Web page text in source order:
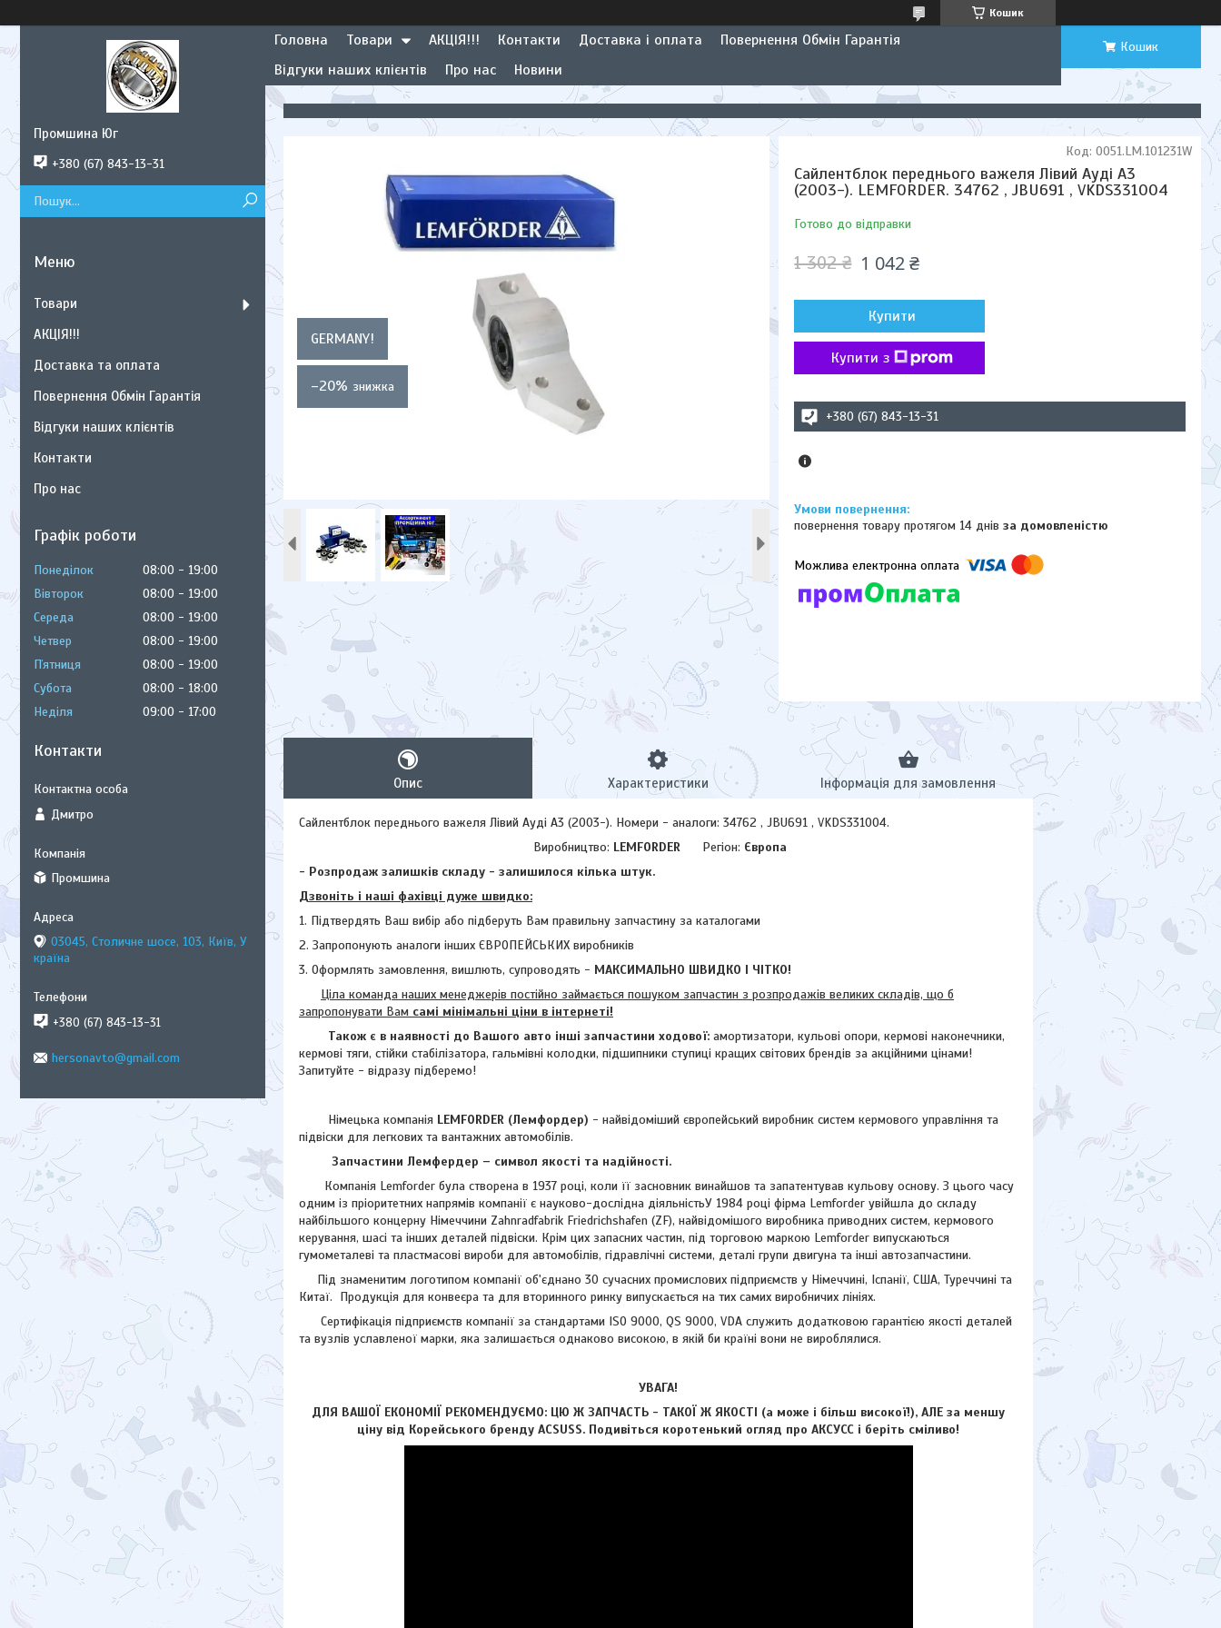
Кошик
Головна Товари АКЦІЯ!!! Контакти Доставка і оплата
Повернення Обмін Гарантія
Відгуки наших клієнтів
Про нас Новини
Кошик
GERMANY!
–20%
Сайлентблок переднього важеля Лівий Ауді А3
(2003-). LEMFORDER. 34762 , JBU691 , VKDS331004
Готово до відправки
Код: 0051.LM.101231W
1 302 ₴ 1 042 ₴
Купити
Купити з
+380 (67) 843-13-31
повернення товару протягом 14 днівза домовленістю
Опис Характеристики Інформація для замовлення
Сайлентблок переднього важеля Лівий Ауді А3 (2003-). Номери - аналоги: 34762 , JBU691 , VKDS331004.
Виробництво: LEMFORDER Регіон: Європа
- Розпродаж залишків складу - залишилося кілька штук.
Дзвоніть і наші фахівці дуже швидко:
1. Підтвердять Ваш вибір або підберуть Вам правильну запчастину за каталогами
2. Запропонують аналоги інших ЄВРОПЕЙСЬКИХ виробників
3. Оформлять замовлення, вишлють, супроводять - МАКСИМАЛЬНО ШВИДКО І ЧІТКО!
Ціла команда наших менеджерів постійно займається пошуком запчастин з розпродажів великих складів, що б
запропонувати Вам самі мінімальні ціни в інтернеті!
Також є в наявності до Вашого авто інші запчастини ходової: амортизатори, кульові опори, кермові наконечники,
кермові тяги, стійки стабілізатора, гальмівні колодки, підшипники ступиці кращих світових брендів за акційними цінами!
Запитуйте - відразу підберемо!
Німецька компанія LEMFORDER (Лемфордер) - найвідоміший європейський виробник систем кермового управління та
підвіски для легкових та вантажних автомобілів.
Запчастини Лемфердер – символ якості та надійності.
Компанія Lemforder була створена в 1937 році, коли її засновник винайшов та запатентував кульову основу. З цього часу
одним із пріоритетних напрямів компанії є науково-дослідна діяльністьУ 1984 році фірма Lemforder увійшла до складу
найбільшого концерну Німеччини Zahnradfabrik Friedrichshafen (ZF), найвідомішого виробника приводних систем, кермового
керування, шасі та інших деталей підвіски. Крім цих запасних частин, під торговою маркою Lemforder випускаються
гумометалеві та пластмасові вироби для автомобілів, гідравлічні системи, деталі групи двигуна та інші автозапчастини.
Під знаменитим логотипом компанії об'єднано 30 сучасних промислових підприємств у Німеччині, Іспанії, США, Туреччині та
Китаї. Продукція для конвеєра та для вторинного ринку випускається на тих самих виробничих лініях.
Сертифікація підприємств компанії за стандартами ISO 9000, QS 9000, VDA служить додатковою гарантією якості деталей
та вузлів уславленої марки, яка залишається однаково високою, в якій би країні вони не вироблялися.
УВАГА!
ДЛЯ ВАШОЇ ЕКОНОМІЇ РЕКОМЕНДУЄМО: ЦЮ Ж ЗАПЧАСТЬ - ТАКОЇ Ж ЯКОСТІ (а може і більш високої!), АЛЕ за меншу
ціну від Корейського бренду ACSUSS. Подивіться коротенький огляд про АКСУCC і беріть сміливо!
Промшина Юг
+380 (67) 843-13-31
Товари
АКЦІЯ!!!
Доставка та оплата
Повернення Обмін Гарантія
Відгуки наших клієнтів
Контакти
Про нас
Графік роботи
Понеділок 08:00
19:00
Вівторок
08:00
19:00
Середа
08:00
19:00
Четвер
08:00
19:00
Пʼятниця
08:00
19:00
Субота
08:00
18:00
Неділя
09:00 17:00
Контакти
Дмитро
Промшина
03045, Столичне шосе, 103, Київ, У
країна
+380 (67) 843-13-31
hersonavto@gmail.com